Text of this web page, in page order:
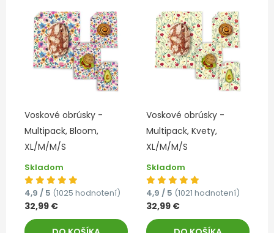
Voskové obrúsky -
Multipack, Bloom,
XL/M/M/S
Skladom
4,9 / 5 (1025 hodnotení)
32,99 €
Voskové obrúsky -
Multipack, Kvety,
XL/M/M/S
Skladom
4,9 / 5 (1021 hodnotení)
32,99 €